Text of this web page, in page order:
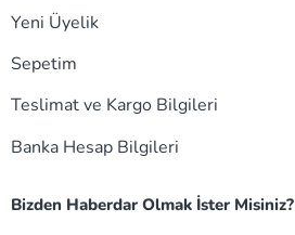
Yeni Üyelik
Sepetim
Teslimat ve Kargo Bilgileri
Banka Hesap Bilgileri
Bizden Haberdar Olmak İster Misiniz?